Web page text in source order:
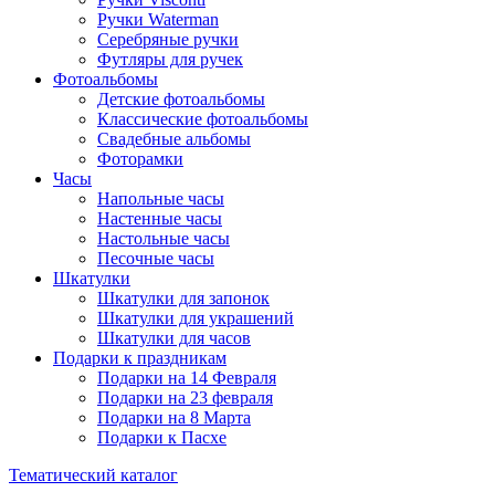
Ручки Waterman
Серебряные ручки
Футляры для ручек
Фотоальбомы
Детские фотоальбомы
Классические фотоальбомы
Свадебные альбомы
Фоторамки
Часы
Напольные часы
Настенные часы
Настольные часы
Песочные часы
Шкатулки
Шкатулки для запонок
Шкатулки для украшений
Шкатулки для часов
Подарки к праздникам
Подарки на 14 Февраля
Подарки на 23 февраля
Подарки на 8 Марта
Подарки к Пасхе
Тематический каталог